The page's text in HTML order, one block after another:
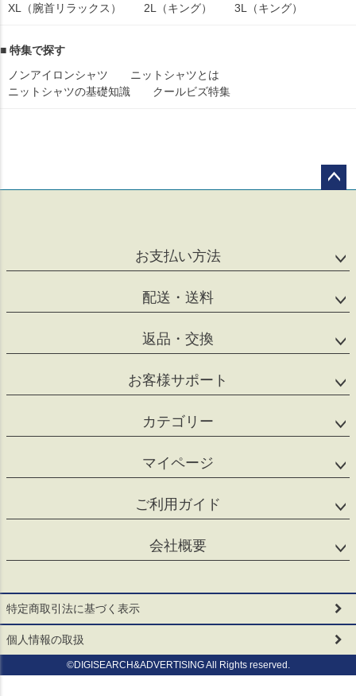
XL（腕首リラックス）
2L（キング） 3L（キング）
■ 特集で探す
ノンアイロンシャツ
ニットシャツとは
ニットシャツの基礎知識
クールビズ特集
お支払い方法
配送・送料
返品・交換
お客様サポート
カテゴリー
マイページ
ご利用ガイド
会社概要
特定商取引法に基づく表示
個人情報の取扱
©DIGISEARCH&ADVERTISING All Rights reserved.